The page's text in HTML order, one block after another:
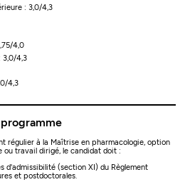
: 3,0/4,3
4,0
3,0/4,3
4,3
régulier à la Maîtrise en pharmacologie, option
travail dirigé, le candidat doit :
d'admissibilité (section XI) du Règlement
et postdoctorales.